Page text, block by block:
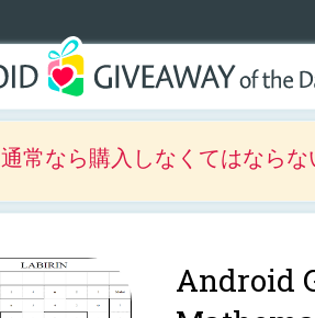
通常なら購入しなくてはなら
Android